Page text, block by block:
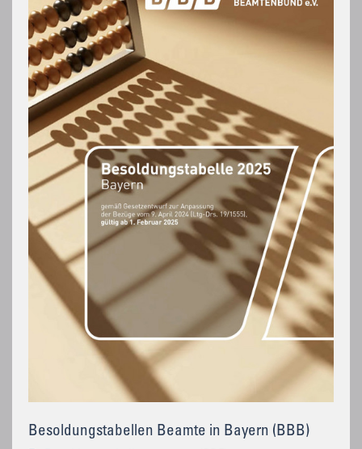
Besoldungstabellen Beamte in Bayern (BBB)